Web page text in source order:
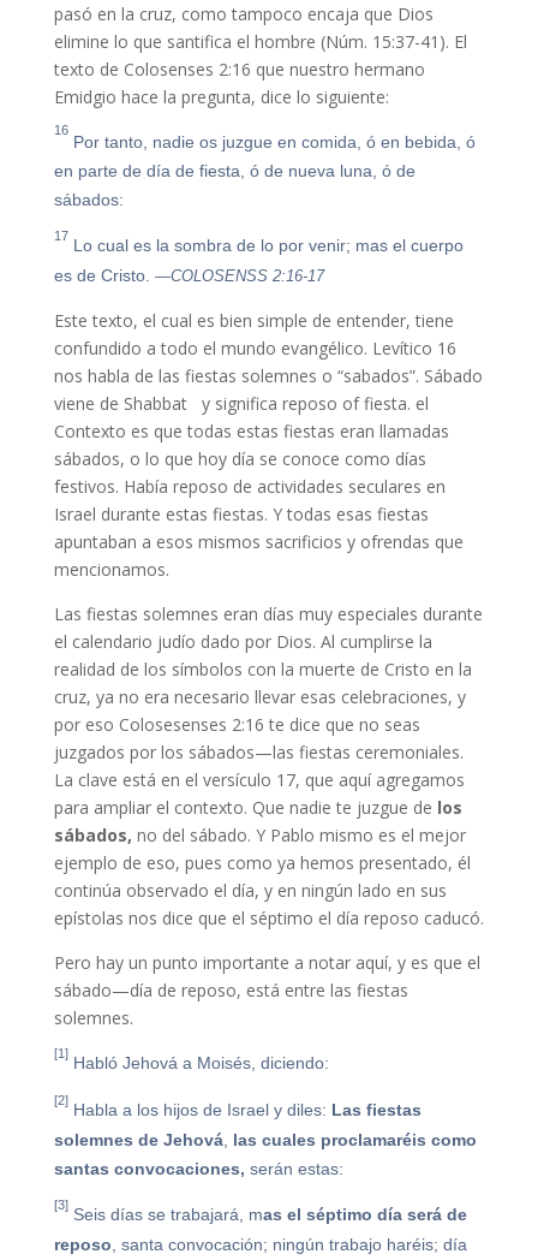
pasó en la cruz, como tampoco encaja que Dios
elimine lo que santifica el hombre (Núm. 15:37-41). El
texto de Colosenses 2:16 que nuestro hermano
Emidgio hace la pregunta, dice lo siguiente:
16
Por tanto, nadie os juzgue en comida, ó en bebida, ó
en parte de día de fiesta, ó de nueva luna, ó de
sábados:
17 Lo cual es la sombra de lo por venir; mas el cuerpo
es de Cristo. —COLOSENSS 2:16-17
Este texto, el cual es bien simple de entender, tiene
confundido a todo el mundo evangélico. Levítico 16
nos habla de las fiestas solemnes o “sabados”. Sábado
viene de Shabbat y significa reposo of fiesta. el
Contexto es que todas estas fiestas eran llamadas
sábados, o lo que hoy día se conoce como días
festivos. Había reposo de actividades seculares en
Israel durante estas fiestas. Y todas esas fiestas
apuntaban a esos mismos sacrificios y ofrendas que
mencionamos.
Las fiestas solemnes eran días muy especiales durante
el calendario judío dado por Dios. Al cumplirse la
realidad de los símbolos con la muerte de Cristo en la
cruz, ya no era necesario llevar esas celebraciones, y
por eso Colosesenses 2:16 te dice que no seas
juzgados por los sábados—las fiestas ceremoniales.
La clave está en el versículo 17, que aquí agregamos
para ampliar el contexto. Que nadie te juzgue de los
sábados, no del sábado. Y Pablo mismo es el mejor
ejemplo de eso, pues como ya hemos presentado, él
continúa observado el día, y en ningún lado en sus
epístolas nos dice que el séptimo el día reposo caducó.
Pero hay un punto importante a notar aquí, y es que el
sábado—día de reposo, está entre las fiestas
solemnes.
[1]Habló Jehová a Moisés, diciendo:
[2]Habla a los hijos de Israel y diles: Las fiestas
solemnes de Jehová, las cuales proclamaréis como
santas convocaciones, serán estas:
[3]Seis días se trabajará, mas el séptimo día será de
reposo , santa convocación; ningún trabajo haréis; día